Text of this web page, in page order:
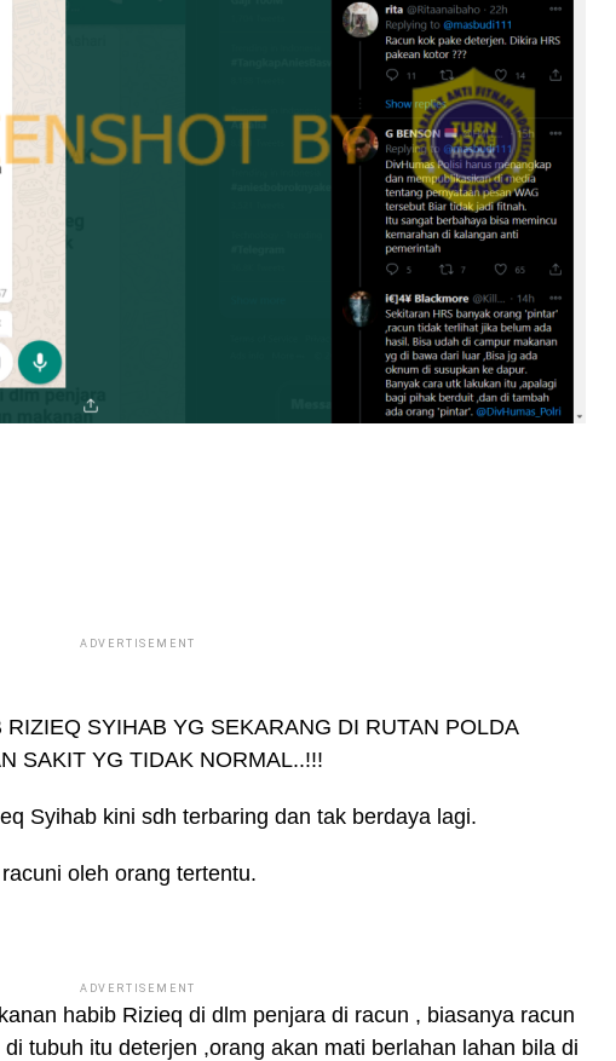
ADVERTISEMENT
SYIHAB YG SEKARANG DI RUTAN POLDA
SAKIT YG TIDAK NORMAL..!!!
Syihab kini sdh terbaring dan tak berdaya lagi.
oleh orang tertentu.
ADVERTISEMENT
habib Rizieq di dlm penjara di racun , biasanya racun
tubuh itu deterjen ,orang akan mati berlahan lahan bila di